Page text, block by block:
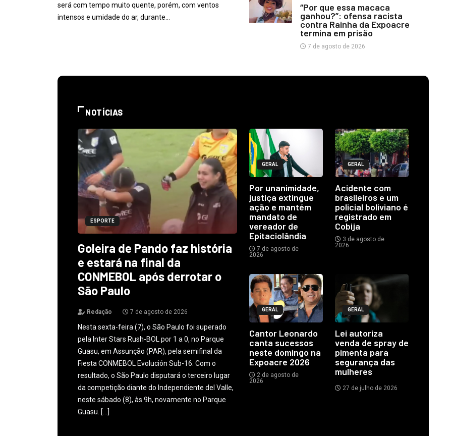
será com tempo muito quente, porém, com ventos
intensos e umidade do ar, durante…
“Por que essa macaca
ganhou?”: ofensa racista
contra Rainha da Expoacre
termina em prisão
7 de agosto de 2026
NOTÍCIAS
ESPORTE
Goleira de Pando faz história
e estará na final da
CONMEBOL após derrotar o
São Paulo
Redação 7 de agosto de 2026
Nesta sexta-feira (7), o São Paulo foi superado
pela Inter Stars Rush-BOL por 1 a 0, no Parque
Guasu, em Assunção (PAR), pela semifinal da
Fiesta CONMEBOL Evolución Sub-16. Com o
resultado, o São Paulo disputará o terceiro lugar
da competição diante do Independiente del Valle,
neste sábado (8), às 9h, novamente no Parque
Guasu. […]
GERAL
Por unanimidade,
justiça extingue
ação e mantém
mandato de
vereador de
Epitaciolândia
7 de agosto de
2026
GERAL
Acidente com
brasileiros e um
policial boliviano é
registrado em
Cobija
3 de agosto de
2026
GERAL
Cantor Leonardo
canta sucessos
neste domingo na
Expoacre 2026
2 de agosto de
2026
GERAL
Lei autoriza
venda de spray de
pimenta para
segurança das
mulheres
27 de julho de 2026